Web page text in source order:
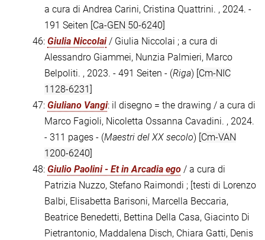
a cura di Andrea Carini, Cristina Quattrini. , 2024. -
191 Seiten [Ca-GEN 50-6240]
46: Giulia Niccolai/ Giulia Niccolai ; a cura di
Alessandro Giammei, Nunzia Palmieri, Marco
Belpoliti. , 2023. - 491 Seiten - (Riga) [Cm-NIC
1128-6231]
47: Giuliano Vangi: il disegno = the drawing / a cura di
Marco Fagioli, Nicoletta Ossanna Cavadini. , 2024.
- 311 pages - (Maestri del XX secolo) [Cm-VAN
1200-6240]
48: Giulio Paolini - Et in Arcadia ego / a cura di
Patrizia Nuzzo, Stefano Raimondi ; [testi di Lorenzo
Balbi, Elisabetta Barisoni, Marcella Beccaria,
Beatrice Benedetti, Bettina Della Casa, Giacinto Di
Pietrantonio, Maddalena Disch, Chiara Gatti, Denis